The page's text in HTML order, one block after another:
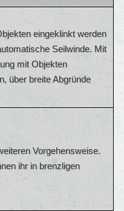
eingeklinkt werden
Seilwinde. Mit
mit Objekten
über breite Abgründe
Vorgehensweise.
ihr in brenzligen